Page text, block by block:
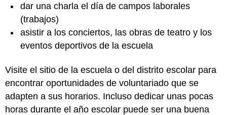
dar una charla el día de campos laborales
(trabajos)
asistir a los conciertos, las obras de teatro y los
eventos deportivos de la escuela
Visite el sitio de la escuela o del distrito escolar para
encontrar oportunidades de voluntariado que se
adapten a sus horarios. Incluso dedicar unas pocas
horas durante el año escolar puede ser una buena